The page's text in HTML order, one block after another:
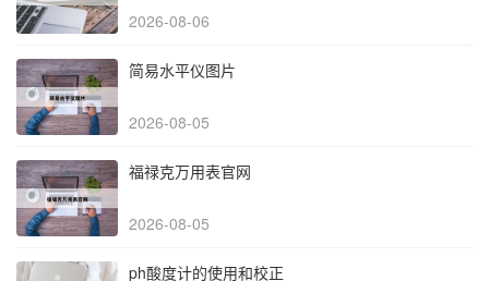
2026-08-06
简易水平仪图片
2026-08-05
福禄克万用表官网
2026-08-05
ph酸度计的使用和校正